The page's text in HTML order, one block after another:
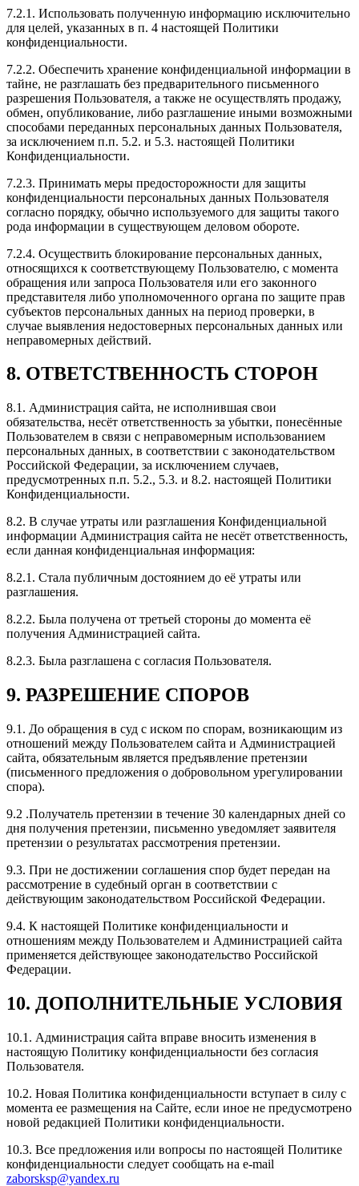
7.2.1. Использовать полученную информацию исключительно
для целей, указанных в п. 4 настоящей Политики
конфиденциальности.
7.2.2. Обеспечить хранение конфиденциальной информации в
тайне, не разглашать без предварительного письменного
разрешения Пользователя, а также не осуществлять продажу,
обмен, опубликование, либо разглашение иными возможными
способами переданных персональных данных Пользователя,
за исключением п.п. 5.2. и 5.3. настоящей Политики
Конфиденциальности.
7.2.3. Принимать меры предосторожности для защиты
конфиденциальности персональных данных Пользователя
согласно порядку, обычно используемого для защиты такого
рода информации в существующем деловом обороте.
7.2.4. Осуществить блокирование персональных данных,
относящихся к соответствующему Пользователю, с момента
обращения или запроса Пользователя или его законного
представителя либо уполномоченного органа по защите прав
субъектов персональных данных на период проверки, в
случае выявления недостоверных персональных данных или
неправомерных действий.
8. ОТВЕТСТВЕННОСТЬ СТОРОН
8.1. Администрация сайта, не исполнившая свои
обязательства, несёт ответственность за убытки, понесённые
Пользователем в связи с неправомерным использованием
персональных данных, в соответствии с законодательством
Российской Федерации, за исключением случаев,
предусмотренных п.п. 5.2., 5.3. и 8.2. настоящей Политики
Конфиденциальности.
8.2. В случае утраты или разглашения Конфиденциальной
информации Администрация сайта не несёт ответственность,
если данная конфиденциальная информация:
8.2.1. Стала публичным достоянием до её утраты или
разглашения.
8.2.2. Была получена от третьей стороны до момента её
получения Администрацией сайта.
8.2.3. Была разглашена с согласия Пользователя.
9. РАЗРЕШЕНИЕ СПОРОВ
9.1. До обращения в суд с иском по спорам, возникающим из
отношений между Пользователем сайта и Администрацией
сайта, обязательным является предъявление претензии
(письменного предложения о добровольном урегулировании
спора).
9.2 .Получатель претензии в течение 30 календарных дней со
дня получения претензии, письменно уведомляет заявителя
претензии о результатах рассмотрения претензии.
9.3. При не достижении соглашения спор будет передан на
рассмотрение в судебный орган в соответствии с
действующим законодательством Российской Федерации.
9.4. К настоящей Политике конфиденциальности и
отношениям между Пользователем и Администрацией сайта
применяется действующее законодательство Российской
Федерации.
10. ДОПОЛНИТЕЛЬНЫЕ УСЛОВИЯ
10.1. Администрация сайта вправе вносить изменения в
настоящую Политику конфиденциальности без согласия
Пользователя.
10.2. Новая Политика конфиденциальности вступает в силу с
момента ее размещения на Сайте, если иное не предусмотрено
новой редакцией Политики конфиденциальности.
10.3. Все предложения или вопросы по настоящей Политике
конфиденциальности следует сообщать на e-mail
zaborsksp@yandex.ru